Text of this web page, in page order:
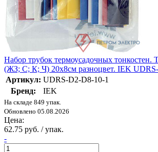
Набор трубок термоусадочных тонкостен.
(ЖЗ; С; К; Ч) 20х8см разноцвет. IEK
Артикул: UDRS-D2-D8-10-1
Бренд:
IEK
На складе 849 упак.
Обновлено 05.08.2026
Цена:
62.75 руб. / упак.
-